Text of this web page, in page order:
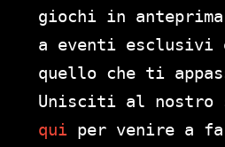
giochi in
a eventi esclusivi
quello che ti
Unisciti al
qui per venire a